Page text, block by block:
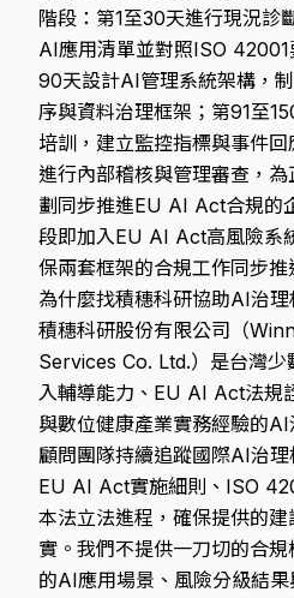
階段：第1至30天進行現況診
AI應用清單並對照ISO
90天設計AI管理系統架構，
序與資料治理框架；第91至
培訓，建立監控指標與事件
進行內部稽核與管理審查，
劃同步推進EU AI Act合規的
段即加入EU AI Act高風險系
保兩套框架的合規工作同步推
為什麼找積穗科研協助AI治理
積穗科研股份有限公司（
Services Co. Ltd.）是台灣
入輔導能力、EU AI Act法規
與數位健康產業實務經驗的
顧問團隊持續追蹤國際AI治
EU AI Act實施細則、ISO
本法立法進程，確保提供的
實。我們不提供一刀切的合
的AI應用場景、風險分級結